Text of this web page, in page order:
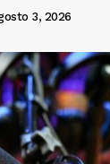
3, 2026